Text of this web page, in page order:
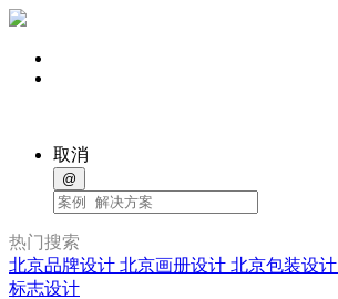
取消
@
热门搜索
北京品牌设计 北京画册设计 北京包装设计
标志设计